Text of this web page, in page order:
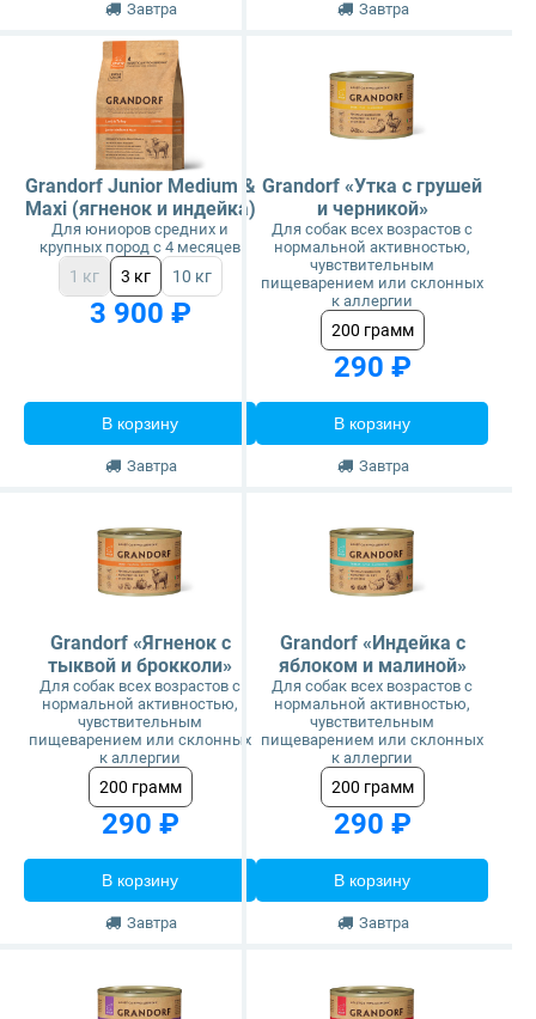
Завтра Завтра
Grandorf Junior Medium &
Maxi (ягненок и индейка)
Для юниоров средних и
крупных пород с 4 месяцев
1 кг 3 кг 10 кг
3 900 ₽
В корзину
Завтра
Grandorf «Утка с грушей
и черникой»
Для собак всех возрастов с
нормальной активностью,
чувствительным
пищеварением или склонных
к аллергии
200 грамм
290 ₽
В корзину
Завтра
Grandorf «Ягненок с
тыквой и брокколи»
Для собак всех возрастов с
нормальной активностью,
чувствительным
пищеварением или склонных
к аллергии
200 грамм
290 ₽
В корзину
Завтра
Grandorf «Индейка с
яблоком и малиной»
Для собак всех возрастов с
нормальной активностью,
чувствительным
пищеварением или склонных
к аллергии
200 грамм
290 ₽
В корзину
Завтра